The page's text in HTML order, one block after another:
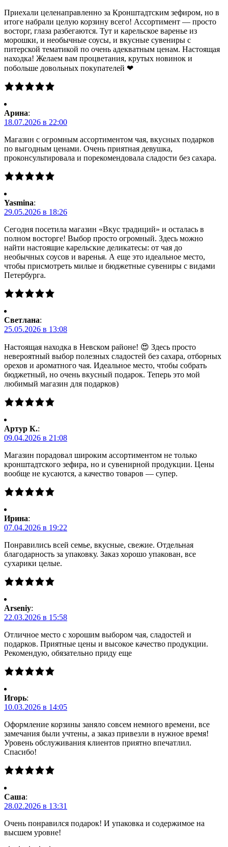
Приехали целенаправленно за Кронштадтским зефиром, но в
итоге набрали целую корзину всего! Ассортимент — просто
восторг, глаза разбегаются. Тут и карельское варенье из
морошки, и необычные соусы, и вкусные сувениры с
питерской тематикой по очень адекватным ценам. Настоящая
находка! Желаем вам процветания, крутых новинок и
побольше довольных покупателей ❤
Арина:
18.07.2026 в 22:00
Магазин с огромным ассортиментом чая, вкусных подарков
по выгодным ценами. Очень приятная девушка,
проконсультировала и порекомендовала сладости без сахара.
Yasmina:
29.05.2026 в 18:26
Сегодня посетила магазин «Вкус традиций» и осталась в
полном восторге! Выбор просто огромный. Здесь можно
найти настоящие карельские деликатесы: от чая до
необычных соусов и варенья. А еще это идеальное место,
чтобы присмотреть милые и бюджетные сувениры с видами
Петербурга.
Светлана:
25.05.2026 в 13:08
Настоящая находка в Невском районе! 😍 Здесь просто
невероятный выбор полезных сладостей без сахара, отборных
орехов и ароматного чая. Идеальное место, чтобы собрать
бюджетный, но очень вкусный подарок. Теперь это мой
любимый магазин для подарков)
Артур К.:
09.04.2026 в 21:08
Магазин порадовал широким ассортиментом не только
кронштадтского зефира, но и сувенирной продукции. Цены
вообще не кусаются, а качество товаров — супер.
Ирина:
07.04.2026 в 19:22
Понравились всей семье, вкусные, свежие. Отдельная
благодарность за упаковку. Заказ хорошо упакован, все
сухарики целые.
Arseniy:
22.03.2026 в 15:58
Отличное место с хорошим выбором чая, сладостей и
подарков. Приятные цены и высокое качество продукции.
Рекомендую, обязательно приду еще
Игорь:
10.03.2026 в 14:05
Оформление корзины заняло совсем немного времени, все
замечания были учтены, а заказ привезли в нужное время!
Уровень обслуживания клиентов приятно впечатлил.
Спасибо!
Саша:
28.02.2026 в 13:31
Очень понравился подарок! И упаковка и содержимое на
высшем уровне!